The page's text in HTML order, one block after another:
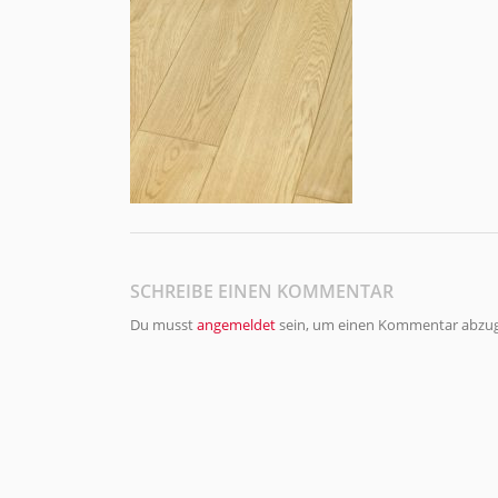
SCHREIBE EINEN KOMMENTAR
Du musstangemeldetsein, um einen Kommentar